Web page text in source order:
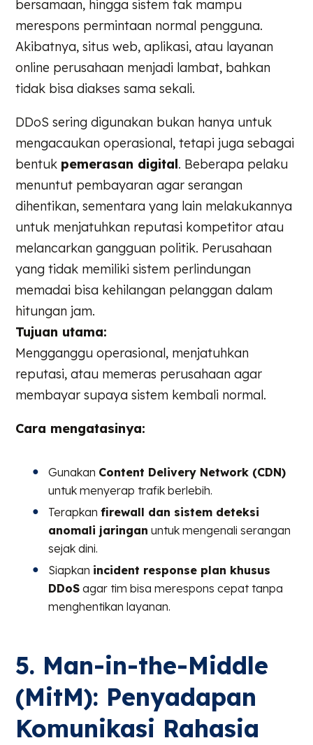
bersamaan, hingga sistem tak mampu
merespons permintaan normal pengguna.
Akibatnya, situs web, aplikasi, atau layanan
online perusahaan menjadi lambat, bahkan
tidak bisa diakses sama sekali.
DDoS sering digunakan bukan hanya untuk
mengacaukan operasional, tetapi juga sebagai
bentuk pemerasan digital. Beberapa pelaku
menuntut pembayaran agar serangan
dihentikan, sementara yang lain melakukannya
untuk menjatuhkan reputasi kompetitor atau
melancarkan gangguan politik. Perusahaan
yang tidak memiliki sistem perlindungan
memadai bisa kehilangan pelanggan dalam
hitungan jam.
Tujuan utama:
Mengganggu operasional, menjatuhkan
reputasi, atau memeras perusahaan agar
membayar supaya sistem kembali normal.
Cara mengatasinya:
Gunakan Content Delivery Network (CDN)
untuk menyerap trafik berlebih.
Terapkanfirewall dan sistem deteksi
anomali jaringan untuk mengenali serangan
sejak dini.
Siapkan incident response plan khusus
DDoS agar tim bisa merespons cepat tanpa
menghentikan layanan.
5. Man-in-the-Middle
(MitM): Penyadapan
Komunikasi Rahasia